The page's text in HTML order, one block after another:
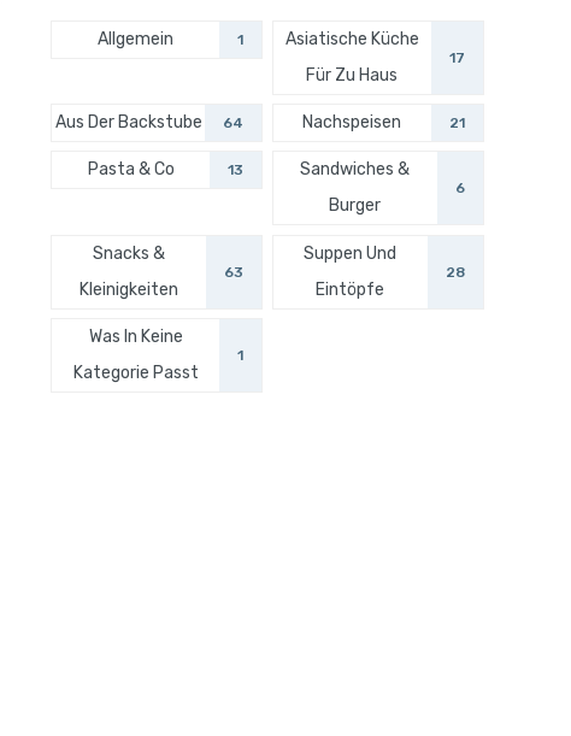
Allgemein 1
Asiatische Küche
Für Zu Haus
17
Aus Der Backstube 64 Nachspeisen 21
Pasta & Co 13
Sandwiches &
Burger
6
Snacks &
Kleinigkeiten
63
Suppen Und
Eintöpfe
28
Was In Keine
Kategorie Passt
1